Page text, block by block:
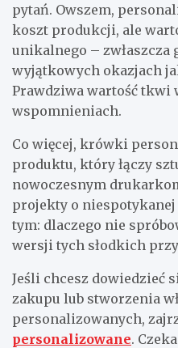
pytań. Owszem,
koszt produkcji, ale
unikalnego – zwłaszcza
wyjątkowych okazjach
Prawdziwa wartość tkwi
wspomnieniach.
Co więcej, krówki
produktu, który łączy
nowoczesnym
projekty o niespotykanej
tym: dlaczego nie
wersji tych słodkich
Jeśli chcesz dowiedzieć
zakupu lub stworzenia
personalizowanych,
personalizowane.